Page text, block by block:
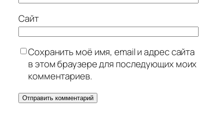
Сайт
Сохранить моё имя, email и адрес сайта
в этом браузере для последующих моих
комментариев.